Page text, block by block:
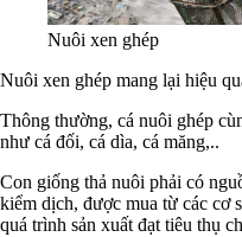
Nuôi xen ghép
Nuôi xen ghép mang lại hiệu
Thông thường, cá nuôi ghép
như cá đối, cá dìa, cá măng,..
Con giống thả nuôi phải có
kiểm dịch, được mua từ các cơ
quá trình sản xuất đạt tiêu thụ